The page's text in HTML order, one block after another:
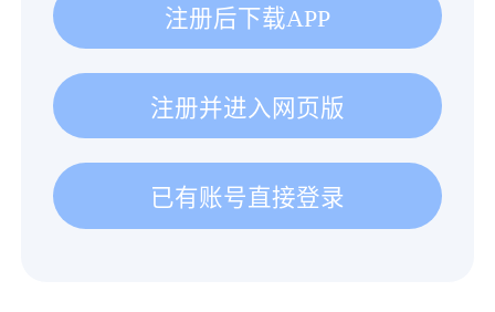
注册后下载APP
注册并进入网页版
已有账号直接登录